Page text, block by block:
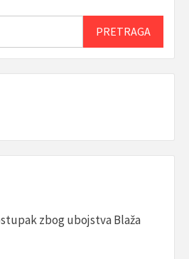
PRETRAGA
zbog ubojstva Blaža